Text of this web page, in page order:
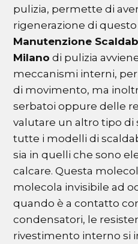
pulizia, permette di
rigenerazione di
Manutenzione
Milano di pulizia
meccanismi interni,
di movimento, ma
serbatoi oppure delle
valutare un altro tipo di
tutte i modelli di
sia in quelli che sono
calcare. Questa
molecola invisibile ad
quando è a contatto
condensatori, le
rivestimento interno si